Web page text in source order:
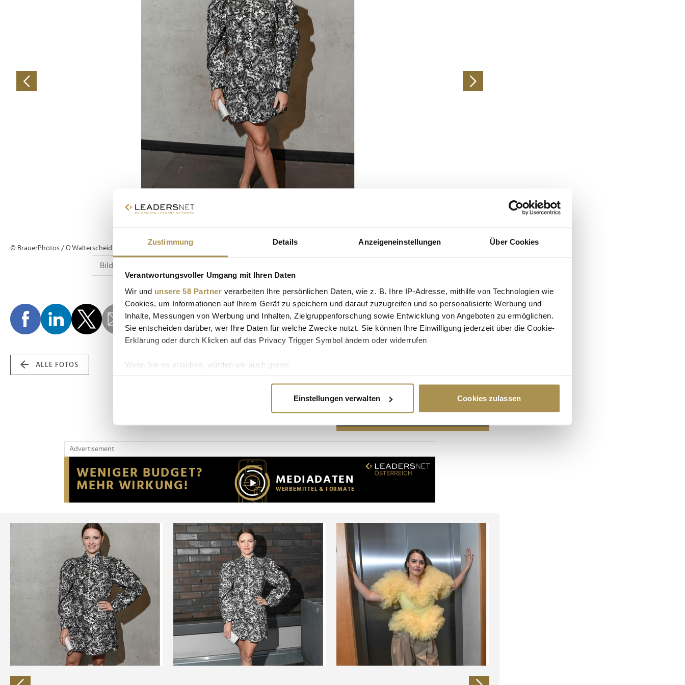
Zustimmung Details Anzeigeneinstellungen Über Cookies
Verantwortungsvoller Umgang mit Ihren Daten
Wir und unsere 58 Partner verarbeiten Ihre persönlichen Daten, wie z. B. Ihre IP-Adresse, mithilfe von Technologien wie
Cookies, um Informationen auf Ihrem Gerät zu speichern und darauf zuzugreifen und so personalisierte Werbung und
Inhalte, Messungen von Werbung und Inhalten, Zielgruppenforschung sowie Entwicklung von Angeboten zu ermöglichen.
Sie entscheiden darüber, wer Ihre Daten für welche Zwecke nutzt. Sie können Ihre Einwilligung jederzeit über die Cookie-
Erklärung oder durch Klicken auf das Privacy Trigger Symbol ändern oder widerrufen
Wenn Sie es erlauben, würden wir auch gerne:
Erfahren Sie mehr darüber, wie Ihre persönlichen Daten verarbeitet werden, und legen Sie Ihre Präferenzen im
Wir verwenden Cookies, um Inhalte und Anzeigen zu personalisieren, Funktionen für soziale Medien anbieten zu können
Website an unsere Partner für soziale Medien, Werbung und Analysen weiter. Unsere Partner führen diese Informationen
möglicherweise mit weiteren Daten zusammen, die Sie ihnen bereitgestellt haben oder die sie im Rahmen Ihrer Nutzung
der Dienste gesammelt haben.
Einstellungen verwalten Cookies zulassen
© BrauerPhotos / O.Walterscheid
ALLE FOTOS
Advertisement
Advertisement